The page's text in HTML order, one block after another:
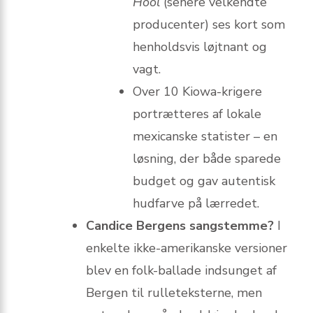
producenter) ses kort som
henholdsvis løjtnant og
vagt.
Over 10 Kiowa-krigere
portrætteres af lokale
mexicanske statister – en
løsning, der både sparede
budget og gav autentisk
hudfarve på lærredet.
Candice Bergens sangstemme? I
enkelte ikke-amerikanske versioner
blev en folk-ballade indsunget af
Bergen til rulleteksterne, men